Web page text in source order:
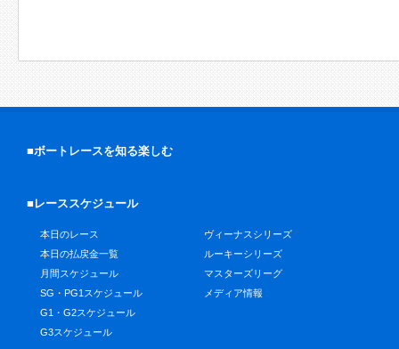
■ボートレースを知る楽しむ
■レーススケジュール
本日のレース
本日の払戻金一覧
月間スケジュール
SG・PG1スケジュール
G1・G2スケジュール
G3スケジュール
ヴィーナスシリーズ
ルーキーシリーズ
マスターズリーグ
メディア情報